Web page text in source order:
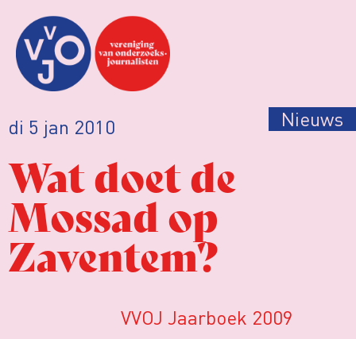
di 5 jan 2010 Nieuws
Wat doet de
Mossad op
Zaventem?
VVOJ Jaarboek 2009